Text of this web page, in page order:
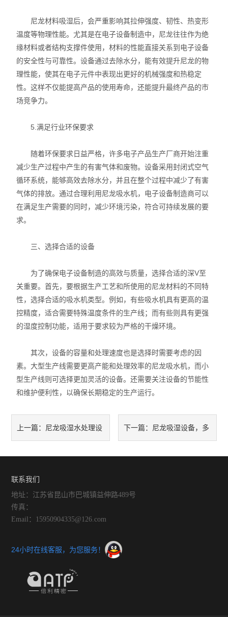
尼龙材料吸湿后，会严重影响其拉伸强度、韧性、热变形
温度等物理性能。尤其是在电子设备制造中，尼龙往往作为绝
缘材料或者结构支撑件使用，材料的性能直接关系到电子设备
的安全性与可靠性。设备通过去除水分，能有效提升尼龙的物
理性能，使其在电子元件中表现出更好的机械强度和热稳定
性。这样不仅能提高产品的使用寿命，还能提升最终产品的市
场竞争力。
5.满足行业环保要求
随着环保要求日益严格，许多电子产品生产厂商开始注重
减少生产过程中产生的有害气体和废物。设备采用封闭式空气
循环系统，能够高效去除水分，并且在整个过程中减少了有害
气体的排放。通过合理利用尼龙吸水机，电子设备制造商可以
在满足生产需要的同时，减少环境污染，符合可持续发展的要
求。
三、选择合适的设备
为了确保电子设备制造的高效与质量，选择合适的深V至
关重要。首先，要根据生产工艺和所使用的尼龙材料的不同特
性，选择合适的吸水机类型。例如，有些吸水机具有更高的温
控精度，适合需要特殊温度条件的生产线；而有些则具有更强
的湿度控制功能，适用于要求较为严格的干燥环境。
其次，设备的容量和处理速度也是选择时需要考虑的因
素。大型生产线需要更高产能和处理效率的尼龙吸水机，而小
型生产线则可选择更加灵活的设备。还需要关注设备的节能性
和维护便利性，以确保长期稳定的生产运行。
上一篇： 尼龙吸湿水处理设 下一篇： 尼龙吸湿设备，多
联系我们
地址：江苏省昆山市巴城镇益伸路489号
传真：
Email：15950904335@126.com
24小时在线客服，为您服务！